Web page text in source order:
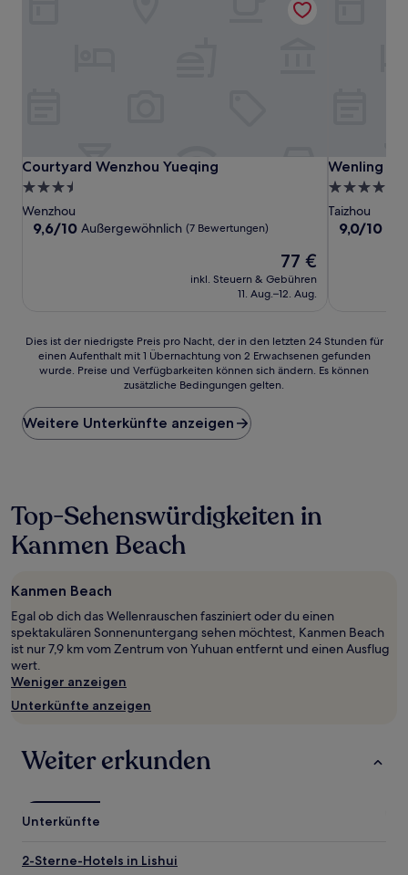
Courtyard Wenzhou Yueqing
Courtyard Wenzhou Yueqing
3.5-
Sterne-
Unterkunft
Wenzhou
9.6
9,6/10 Außergewöhnlich (7 Bewertungen)
Der
Preis
beträgt
77 €
inkl. Steuern & Gebühren
11. Aug.–12. Aug.
Wenling
Wenling
5.0-
Sterne-
Unterkunft
Taizhou
9.0
9,0/10
Dies
der
Preis
pro
Nacht,
letzten
24 Stunden
für
einen
mit
von
2 Erwachsenen
gefunden
wurde.
Preise
und
sich
ändern.
können
zusätzliche
Dies ist der niedrigste Preis pro Nacht, der in den letzten 24 Stunden für
einen Aufenthalt mit 1 Übernachtung von 2 Erwachsenen gefunden
wurde. Preise und Verfügbarkeiten können sich ändern. Es können
zusätzliche Bedingungen gelten.
Weitere Unterkünfte anzeigen
Top-Sehenswürdigkeiten in
Kanmen Beach
Kanmen Beach
Egal ob dich das Wellenrauschen fasziniert oder du einen
spektakulären Sonnenuntergang sehen möchtest, Kanmen Beach
ist nur 7,9 km vom Zentrum von Yuhuan entfernt und einen Ausflug
wert.
Weniger anzeigen
Unterkünfte anzeigen
Weiter erkunden
Unterkünfte
2-Sterne-Hotels in Lishui